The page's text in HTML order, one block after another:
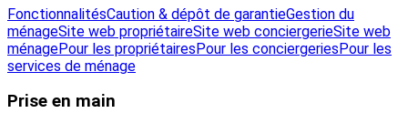
FonctionnalitésCaution & dépôt de garantieGestion du
ménageSite web propriétaireSite web conciergerieSite web
ménagePour les propriétairesPour les conciergeriesPour les
services de ménage
Prise en main